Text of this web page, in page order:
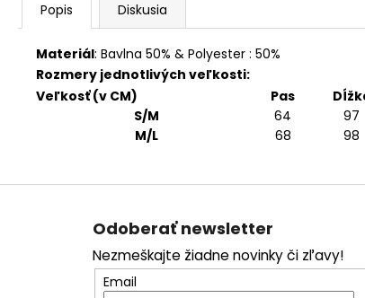
Popis Diskusia
Materiál: Bavlna 50% & Polyester : 50%
Rozmery jednotlivých veľkosti:
Veľkosť (v CM)
Pas
S/M
64
97
M/L
68 98
Z
Odoberať newsletter
Nezmeškajte žiadne novinky či zľavy!
Email